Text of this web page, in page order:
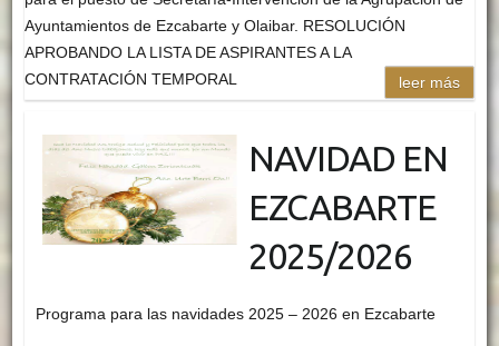
Ayuntamientos de Ezcabarte y Olaibar. RESOLUCIÓN
APROBANDO LA LISTA DE ASPIRANTES A LA
CONTRATACIÓN TEMPORAL
leer más
NAVIDAD EN
EZCABARTE
2025/2026
Programa para las navidades 2025 – 2026 en Ezcabarte